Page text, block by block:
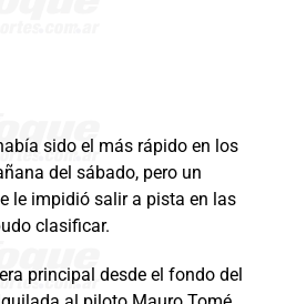
sido el más rápido en los
del sábado, pero un
le impidió salir a pista en las
clasificar.
principal desde el fondo del